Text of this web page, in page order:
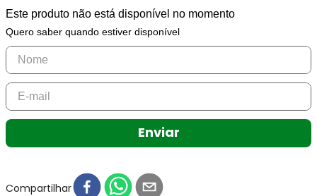
Este produto não está disponível no momento
Quero saber quando estiver disponível
Enviar
Compartilhar